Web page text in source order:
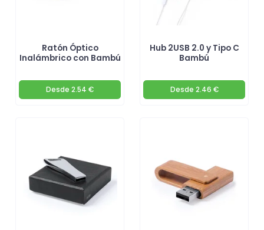
Ratón Óptico
Inalámbrico con Bambú
Desde 2.54 €
Hub 2USB 2.0 y Tipo C
Bambú
Desde 2.46 €